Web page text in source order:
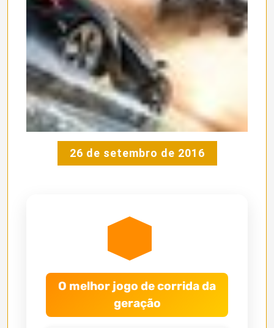
26 de setembro de 2016
O melhor jogo de corrida da
geração